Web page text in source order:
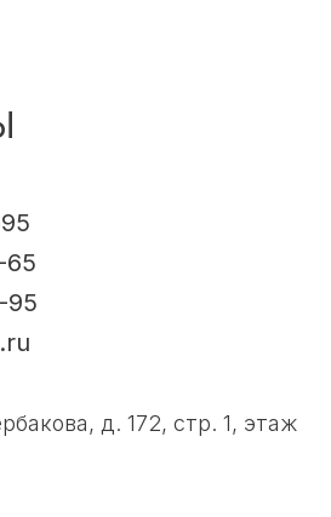
65
95
д. 172, стр. 1, этаж